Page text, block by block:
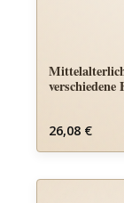
Regulärer
26,08 €